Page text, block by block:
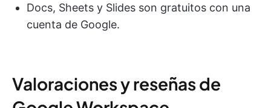
Docs, Sheets y Slides son gratuitos con una
cuenta de Google.
Valoraciones y reseñas de